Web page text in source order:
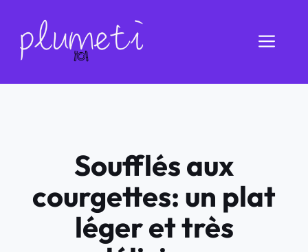
contenu
Soufflés aux
courgettes: un plat
léger et très